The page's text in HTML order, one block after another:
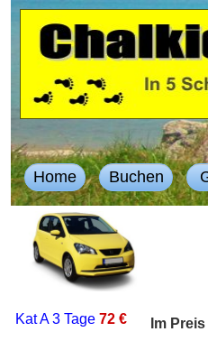
Home Buchen
Kat A3 Tage 72 € Im